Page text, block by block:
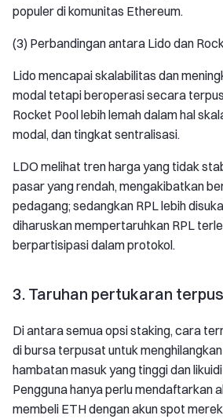
populer di komunitas Ethereum.
(3) Perbandingan antara Lido dan
Lido mencapai skalabilitas dan
modal tetapi beroperasi secara
Rocket Pool lebih lemah dalam hal
modal, dan tingkat sentralisasi.
LDO melihat tren harga yang tidak
pasar yang rendah, mengakibatkan
pedagang; sedangkan RPL lebih
diharuskan mempertaruhkan RPL
berpartisipasi dalam protokol.
3. Taruhan pertukaran
Di antara semua opsi staking, cara
di bursa terpusat untuk
hambatan masuk yang tinggi dan
Pengguna hanya perlu mendaftarkan
membeli ETH dengan akun spot